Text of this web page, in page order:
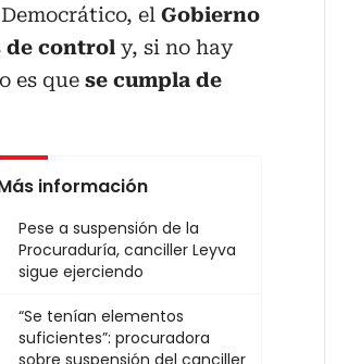
el Gobierno
de control y, si no hay
es que se cumpla de
información
Pese a suspensión de la
Procuraduría, canciller Leyva
sigue ejerciendo
“Se tenían elementos
suficientes”: procuradora